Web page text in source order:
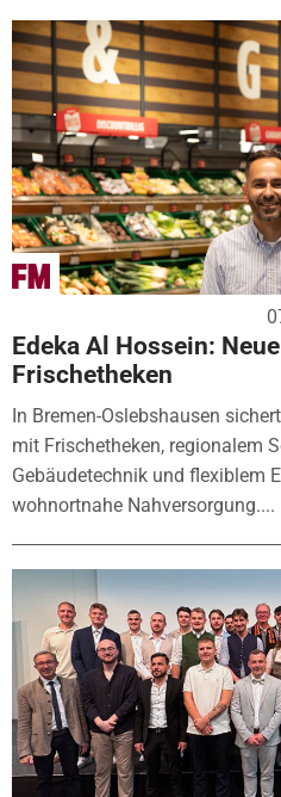
Edeka Al Hossein:
Frischetheken
In Bremen-Oslebshausen
mit Frischetheken, regionalem
Gebäudetechnik und flexiblem
wohnortnahe Nahversorgung....